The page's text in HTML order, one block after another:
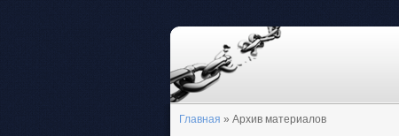
Главная » Архив материалов